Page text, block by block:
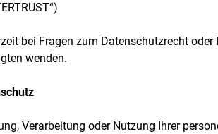
bei Fragen zum Datenschutzrecht
wenden.
Verarbeitung oder Nutzung Ihrer